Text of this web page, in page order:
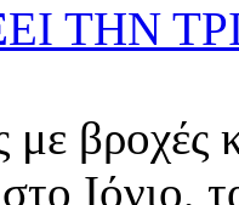
ΤΗΝ
βροχές
Ιόνιο,